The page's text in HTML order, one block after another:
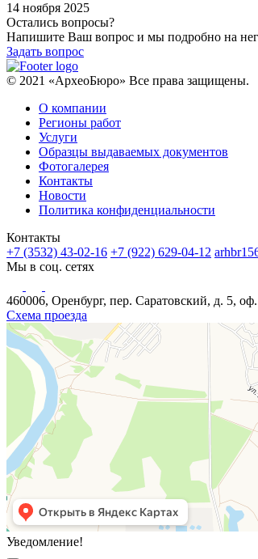
14 ноября 2025
Остались вопросы?
Напишите Ваш вопрос и мы подробно на
Задать вопрос
© 2021 «АрхеоБюро» Все права защищены.
О компании
Регионы работ
Услуги
Образцы выдаваемых документов
Фотогалерея
Контакты
Новости
Политика конфиденциальности
Контакты
+7 (3532) 43-02-16 +7 (922) 629-04-12
Мы в соц. сетях
460006, Оренбург, пер. Саратовский, д. 5,
Схема проезда
Уведомление!